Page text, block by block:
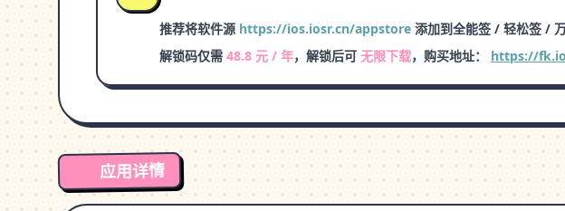
推荐将软件源 https://ios.iosr.cn/appstore 添加到全能签 / 轻松签 /
解锁码仅需 48.8 元 / 年，解锁后可 无限下载，购买地址： https://
应用详情